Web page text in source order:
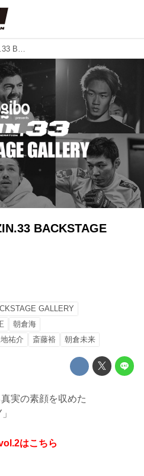
Yogibo presents RIZIN.33 BACKSTAGE GALLERY vol.1
BACKSTAGE
GALLERY
朝倉海
祐介 斎藤裕 朝倉未来
実の素顔を収めた
はこちら